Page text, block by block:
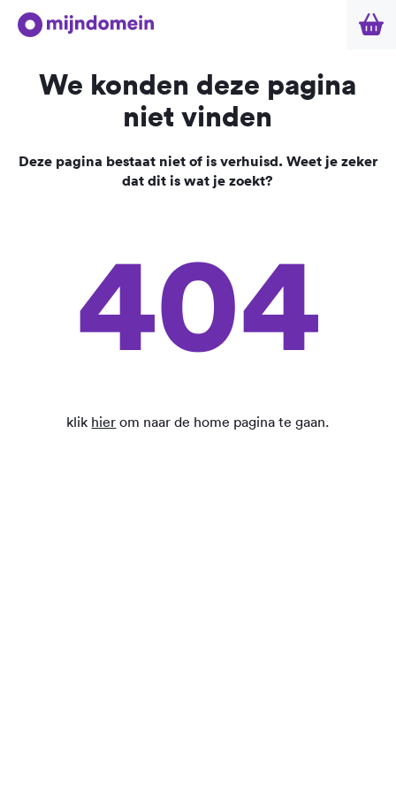
We konden deze pagina
niet vinden
Deze pagina bestaat niet of is verhuisd. Weet je zeker
dat dit is wat je zoekt?
404
klik hier om naar de home pagina te gaan.